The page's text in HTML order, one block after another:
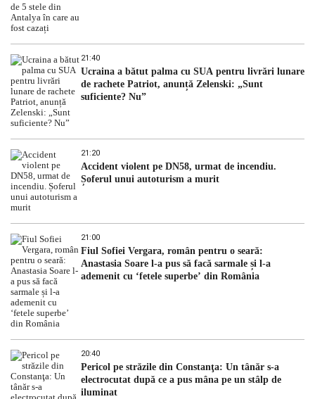
21:40
Ucraina a bătut palma cu SUA pentru livrări lunare
de rachete Patriot, anunță Zelenski: „Sunt
suficiente? Nu”
21:20
Accident violent pe DN58, urmat de incendiu.
Șoferul unui autoturism a murit
21:00
Fiul Sofiei Vergara, român pentru o seară:
Anastasia Soare l-a pus să facă sarmale și l-a
ademenit cu ‘fetele superbe’ din România
20:40
Pericol pe străzile din Constanţa: Un tânăr s-a
electrocutat după ce a pus mâna pe un stâlp de
iluminat